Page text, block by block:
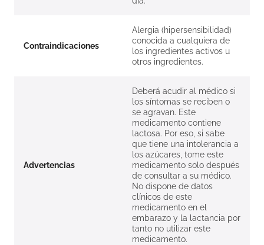
Contraindicaciones
Alergia (hipersensibilidad)
conocida a cualquiera de
los ingredientes activos u
otros ingredientes.
Advertencias
Deberá acudir al médico si
los síntomas se reciben o
se agravan. Este
medicamento contiene
lactosa. Por eso, si sabe
que tiene una intolerancia a
los azúcares, tome este
medicamento solo después
de consultar a su médico.
No dispone de datos
clínicos de este
medicamento en el
embarazo y la lactancia por
tanto no utilizar este
medicamento.